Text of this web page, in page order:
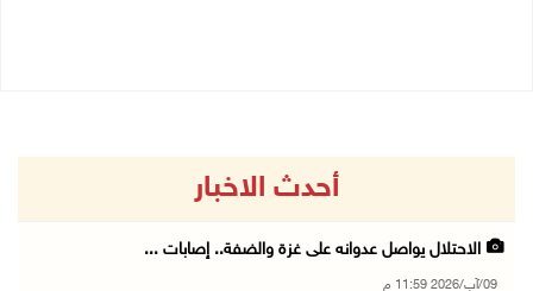
أحدث الاخبار
الاحتلال يواصل عدوانه على غزة والضفة.. إصابات ...
09/آب/2026 11:59 م